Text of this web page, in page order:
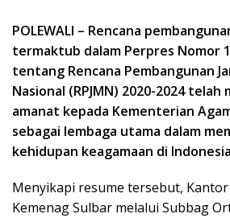
POLEWALI – Rencana
termaktub dalam Perpres Nomor
tentang Rencana Pembangunan
Nasional (RPJMN) 2020-2024 telah
amanat kepada Kementerian
sebagai lembaga utama dalam
kehidupan keagamaan di
Menyikapi resume tersebut, Kantor
Kemenag Sulbar melalui Subbag